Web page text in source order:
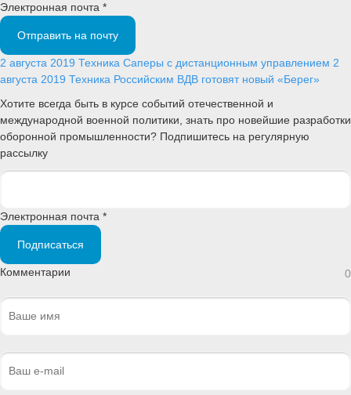
Электронная почта *
Отправить на почту
2 августа 2019 Техника Саперы с дистанционным управлением 2
августа 2019 Техника Российским ВДВ готовят новый «Берег»
Хотите всегда быть в курсе событий отечественной и
международной военной политики, знать про новейшие разработки
оборонной промышленности? Подпишитесь на регулярную
рассылку
Электронная почта *
Подписаться
Комментарии 0